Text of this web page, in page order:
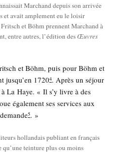
Mar­chand depuis son arri­vée
et avait ample­ment eu le loi­sir
Fritsch et Böhm prennent Mar­chand à
entre autres, l’édition desŒuvres
et Böhm, puis pour Böhm et
jusqu’en 17204. Après un séjour
La Haye. « Il s’y livre à des
éga­le­ment ses ser­vices aux
5. »
hol­lan­dais publiant en fran­çais
qu’une tein­ture plus ou moins